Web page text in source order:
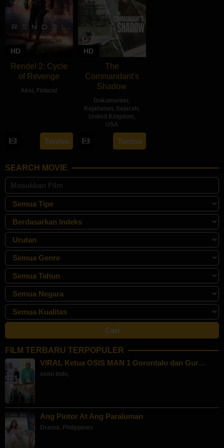
HD
Rendel 2: Cycle
of Revenge
Aksi, Finland
Tonton
HD
The
Commandant’s
Shadow
Dokumenter,
Kejahatan, Sejarah,
United Kingdom,
USA
29
May
Daniela
Völker
Tonton
SEARCH MOVIE
FILM TERBARU TERPOPULER
VIRAL Ketua OSIS MAN 1 Gorontalo dan Gur…
semi indo,
Ang Pintor At Ang Paraluman
Drama, Philippines